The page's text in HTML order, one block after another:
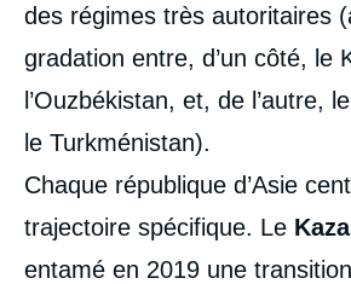
des régimes très autoritaires
gradation entre, d’un côté, le
l’Ouzbékistan, et, de l’autre,
le Turkménistan).
Chaque république d’Asie
trajectoire spécifique. Le
entamé en 2019 une